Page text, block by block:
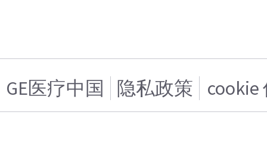
GE医疗中国 隐私政策 cookie